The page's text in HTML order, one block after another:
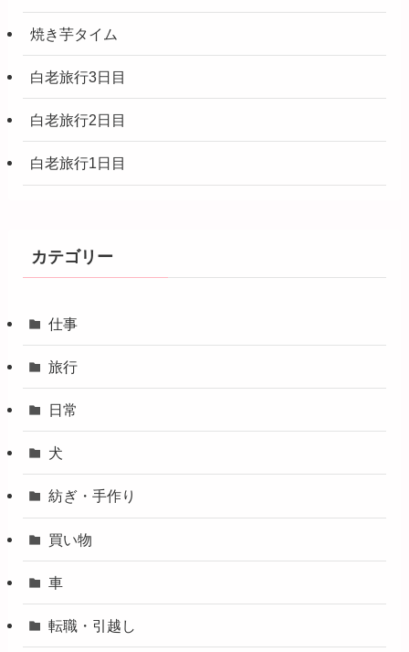
焼き芋タイム
白老旅行3日目
白老旅行2日目
白老旅行1日目
カテゴリー
仕事
旅行
日常
犬
紡ぎ・手作り
買い物
車
転職・引越し